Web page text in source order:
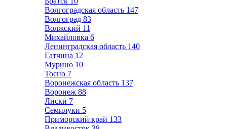
Волгоградская область 147
Волгоград 83
Волжский 11
Михайловка 6
Ленинградская область 140
Гатчина 12
Мурино 10
Тосно 7
Воронежская область 137
Воронеж 88
Лиски 7
Семилуки 5
Приморский край 133